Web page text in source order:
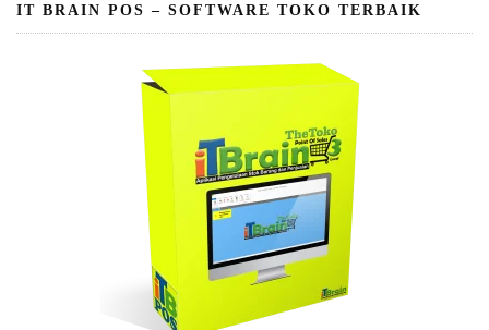
IT BRAIN POS – SOFTWARE TOKO TERBAIK